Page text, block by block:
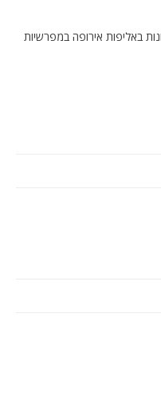
באליפות אירופה במפרשיות